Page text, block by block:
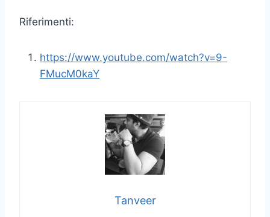
Riferimenti:
https://www.youtube.com/watch?v=9-
FMucM0kaY
Tanveer